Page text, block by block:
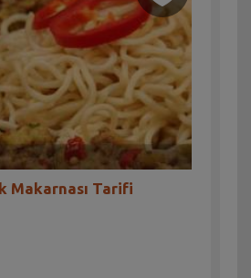
Makarnası Tarifi